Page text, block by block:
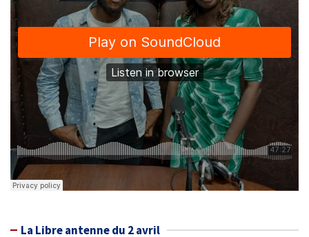
La Libre antenne du 2 avril